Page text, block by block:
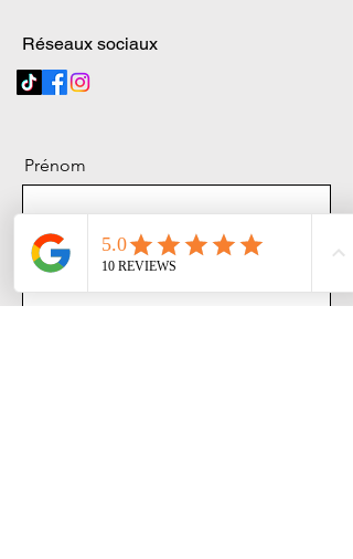
Réseaux sociaux
Prénom
Nom de famille